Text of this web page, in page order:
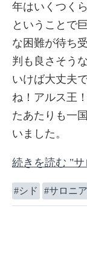
年はいくつく
ということで
な困難が待ち
判も良さそう
いけば大丈夫
ね！アルス王
たあたりも一
いました。
続きを読む "
シド サロニア